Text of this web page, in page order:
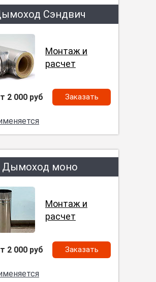
Сэндвич
Монтаж и
расчет
2 000 руб Заказать
Дымоход моно
Монтаж и
расчет
2 000 руб Заказать